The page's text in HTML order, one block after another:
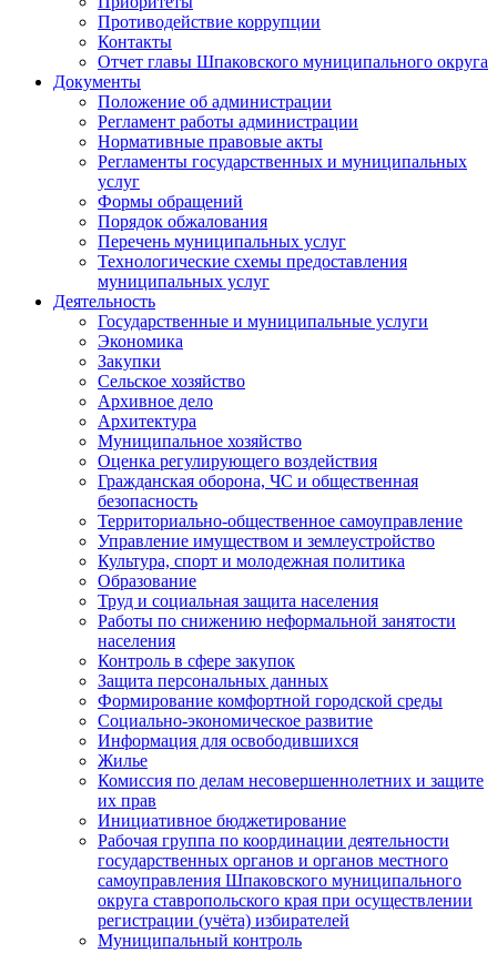
Противодействие коррупции
Контакты
Отчет главы Шпаковского муниципального округа
Документы
Положение об администрации
Регламент работы администрации
Нормативные правовые акты
Регламенты государственных и муниципальных
услуг
Формы обращений
Порядок обжалования
Перечень муниципальных услуг
Технологические схемы предоставления
муниципальных услуг
Деятельность
Государственные и муниципальные услуги
Экономика
Закупки
Сельское хозяйство
Архивное дело
Архитектура
Муниципальное хозяйство
Оценка регулирующего воздействия
Гражданская оборона, ЧС и общественная
безопасность
Территориально-общественное самоуправление
Управление имуществом и землеустройство
Культура, спорт и молодежная политика
Образование
Труд и социальная защита населения
Работы по снижению неформальной занятости
населения
Контроль в сфере закупок
Защита персональных данных
Формирование комфортной городской среды
Социально-экономическое развитие
Информация для освободившихся
Жилье
Комиссия по делам несовершеннолетних и защите
их прав
Инициативное бюджетирование
Рабочая группа по координации деятельности
государственных органов и органов местного
самоуправления Шпаковского муниципального
округа ставропольского края при осуществлении
регистрации (учёта) избирателей
Муниципальный контроль